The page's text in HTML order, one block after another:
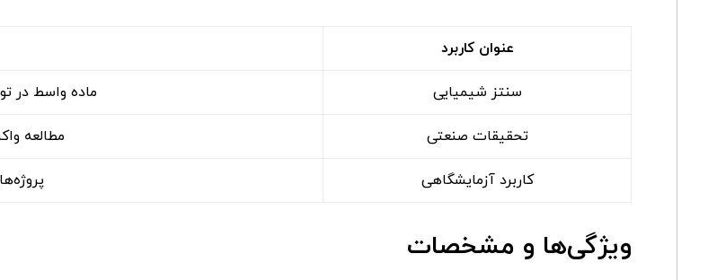
عنوان کاربرد
سنتز شیمیایی ماده واسط در
تحقیقات صنعتی مطالعه
کاربرد آزمایشگاهی
ویژگی‌ها و مشخصات